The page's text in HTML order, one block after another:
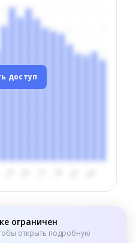
доступ
ограничен
открыть подробную